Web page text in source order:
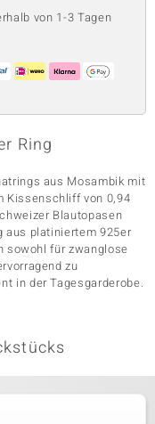
von 1-3 Tagen
Ring
aus Mosambik mit
Kissenschliff von 0,94
Blautopasen
aus platiniertem 925er
sowohl für zwanglose
zu
in der Tagesgarderobe.